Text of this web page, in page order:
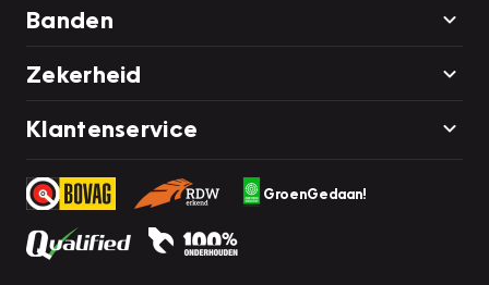
Banden
Zekerheid
Klantenservice
GroenGedaan!